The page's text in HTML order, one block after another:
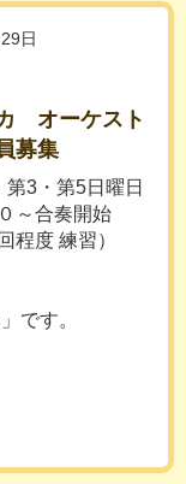
日
オーケスト
募集
3・第5日曜日
～合奏開始
程度 練習）
です。